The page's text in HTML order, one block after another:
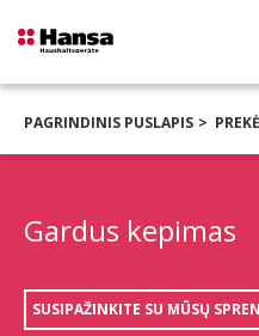
PAGRINDINIS PUSLAPIS
Gardus kepimas
SUSIPAŽINKITE SU MŪSŲ